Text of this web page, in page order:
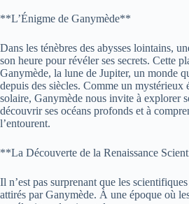
**L’Énigme de Ganymède**
Dans les ténèbres des abysses lointains,
son heure pour révéler ses secrets. Cette
Ganymède, la lune de Jupiter, un monde
depuis des siècles. Comme un mystérieux
solaire, Ganymède nous invite à explorer
découvrir ses océans profonds et à
l’entourent.
**La Découverte de la Renaissance
Il n’est pas surprenant que les
attirés par Ganymède. À une époque où